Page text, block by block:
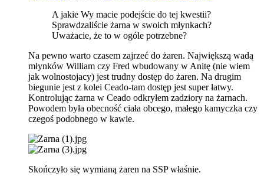
A jakie Wy macie podejście do tej kwestii?
Sprawdzaliście żarna w swoich młynkach?
Uważacie, że to w ogóle potrzebne?
Na pewno warto czasem zajrzeć do żaren. Największą wadą
młynków William czy Fred wbudowany w Anitę (nie wiem
jak wolnostojacy) jest trudny dostęp do żaren. Na drugim
biegunie jest z kolei Ceado-tam dostęp jest super łatwy.
Kontrolując żarna w Ceado odkryłem zadziory na żarnach.
Powodem była obecność ciała obcego, małego kamyczka czy
czegoś podobnego w kawie.
Skończyło się wymianą żaren na SSP właśnie.